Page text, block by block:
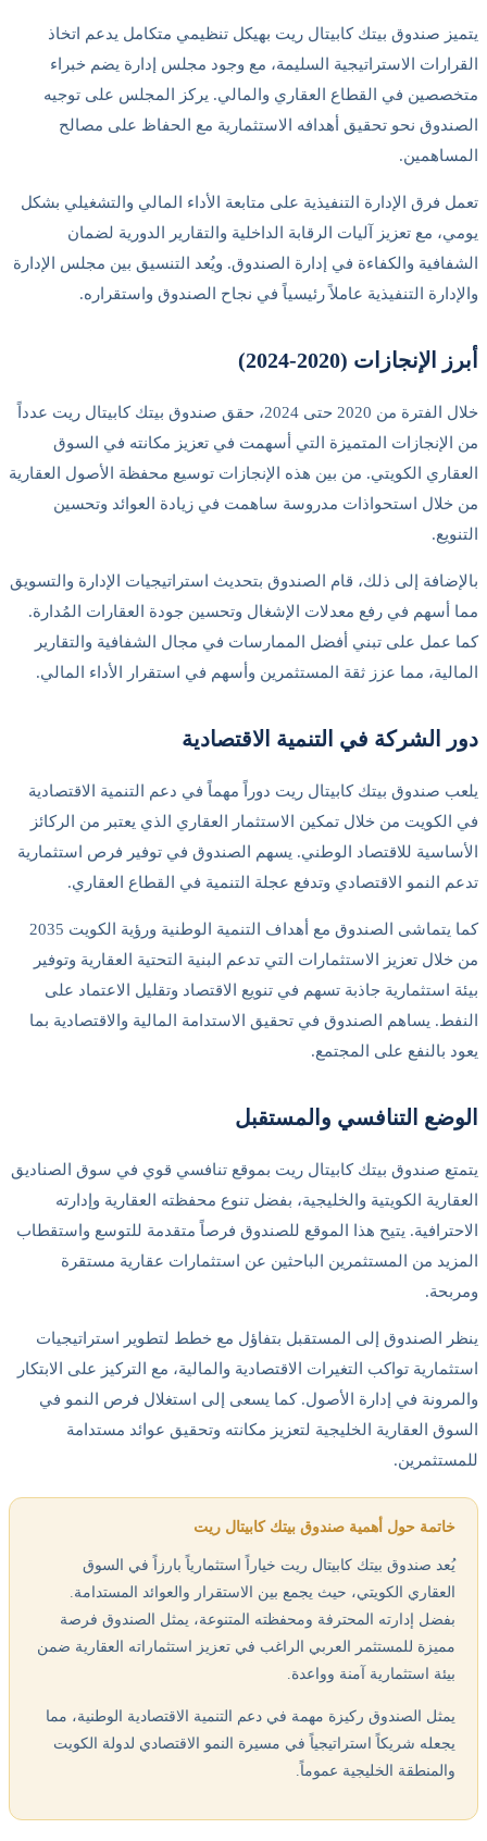
صندوق بيتك كابيتال ريت بهيكل تنظيمي متكامل يدعم اتخاذ
الاستراتيجية السليمة، مع وجود مجلس إدارة يضم خبراء
في القطاع العقاري والمالي. يركز المجلس على توجيه
نحو تحقيق أهدافه الاستثمارية مع الحفاظ على مصالح
فرق الإدارة التنفيذية على متابعة الأداء المالي والتشغيلي بشكل
مع تعزيز آليات الرقابة الداخلية والتقارير الدورية لضمان
والكفاءة في إدارة الصندوق. ويُعد التنسيق بين مجلس الإدارة
التنفيذية عاملاً رئيسياً في نجاح الصندوق واستقراره.
(2020-2024)
خلال الفترة من 2020 حتى 2024، حقق صندوق بيتك كابيتال ريت عدداً
المتميزة التي أسهمت في تعزيز مكانته في السوق
الكويتي. من بين هذه الإنجازات توسيع محفظة الأصول العقارية
استحواذات مدروسة ساهمت في زيادة العوائد وتحسين
إلى ذلك، قام الصندوق بتحديث استراتيجيات الإدارة والتسويق
أسهم في رفع معدلات الإشغال وتحسين جودة العقارات المُدارة.
عمل على تبني أفضل الممارسات في مجال الشفافية والتقارير
مما عزز ثقة المستثمرين وأسهم في استقرار الأداء المالي.
الشركة في التنمية الاقتصادية
صندوق بيتك كابيتال ريت دوراً مهماً في دعم التنمية الاقتصادية
من خلال تمكين الاستثمار العقاري الذي يعتبر من الركائز
للاقتصاد الوطني. يسهم الصندوق في توفير فرص استثمارية
النمو الاقتصادي وتدفع عجلة التنمية في القطاع العقاري.
كما يتماشى الصندوق مع أهداف التنمية الوطنية ورؤية الكويت 2035
تعزيز الاستثمارات التي تدعم البنية التحتية العقارية وتوفير
استثمارية جاذبة تسهم في تنويع الاقتصاد وتقليل الاعتماد على
يساهم الصندوق في تحقيق الاستدامة المالية والاقتصادية بما
بالنفع على المجتمع.
التنافسي والمستقبل
صندوق بيتك كابيتال ريت بموقع تنافسي قوي في سوق الصناديق
الكويتية والخليجية، بفضل تنوع محفظته العقارية وإدارته
يتيح هذا الموقع للصندوق فرصاً متقدمة للتوسع واستقطاب
من المستثمرين الباحثين عن استثمارات عقارية مستقرة
الصندوق إلى المستقبل بتفاؤل مع خطط لتطوير استراتيجيات
تواكب التغيرات الاقتصادية والمالية، مع التركيز على الابتكار
في إدارة الأصول. كما يسعى إلى استغلال فرص النمو في
العقارية الخليجية لتعزيز مكانته وتحقيق عوائد مستدامة
حول أهمية صندوق بيتك كابيتال ريت
صندوق بيتك كابيتال ريت خياراً استثمارياً بارزاً في السوق
الكويتي، حيث يجمع بين الاستقرار والعوائد المستدامة.
إدارته المحترفة ومحفظته المتنوعة، يمثل الصندوق فرصة
للمستثمر العربي الراغب في تعزيز استثماراته العقارية ضمن
استثمارية آمنة وواعدة.
الصندوق ركيزة مهمة في دعم التنمية الاقتصادية الوطنية، مما
شريكاً استراتيجياً في مسيرة النمو الاقتصادي لدولة الكويت
الخليجية عموماً.